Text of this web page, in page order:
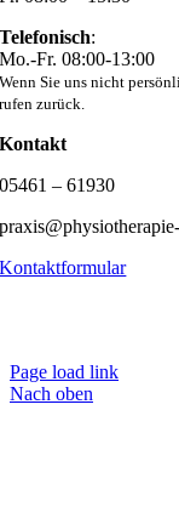
Telefonisch:
Mo.-Fr. 08:00-13:00
Wenn Sie uns nicht
rufen zurück.
Kontakt
05461 – 61930
Kontaktformular
Page load link
Nach oben